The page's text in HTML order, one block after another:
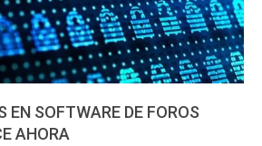
EN SOFTWARE DE FOROS
AHORA